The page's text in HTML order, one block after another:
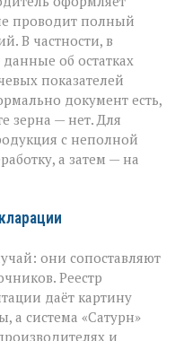
проводит полный
В частности, в
об остатках
показателей
документ есть,
зерна — нет. Для
с неполной
а затем — на
они сопоставляют
Реестр
даёт картину
а система «Сатурн»
и